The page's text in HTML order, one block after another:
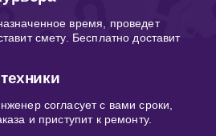
время, проведет
смету. Бесплатно доставит
согласует с вами сроки,
и приступит к ремонту.